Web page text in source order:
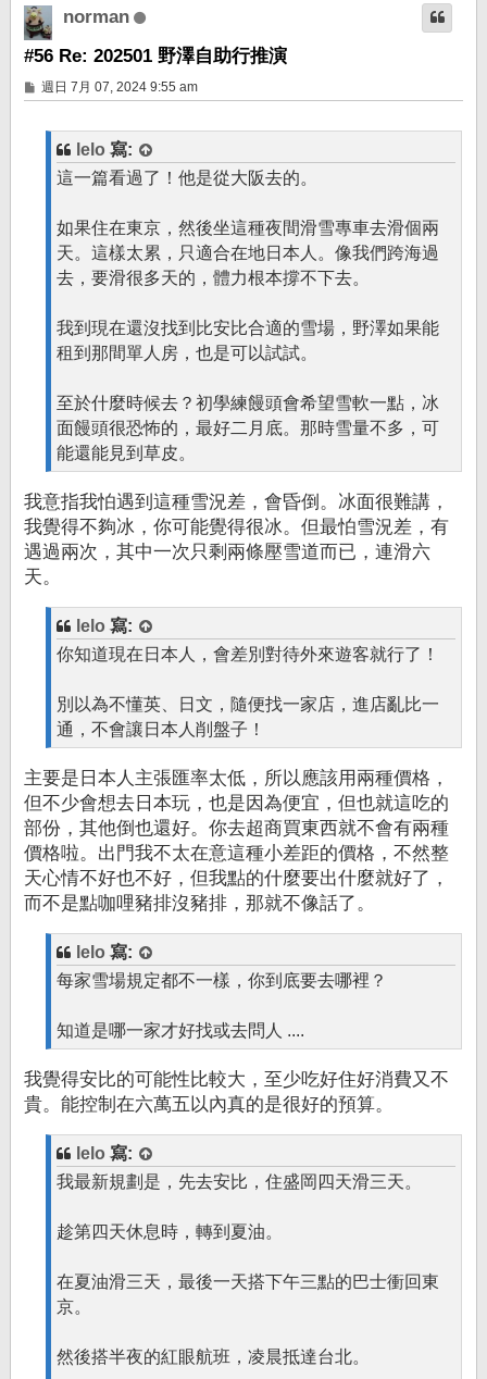
norman
#56 Re: 202501 野澤自助行推演
文
章
週日 7月 07, 2024 9:55 am
lelo 寫:
這一篇看過了！他是從大阪去的。
如果住在東京，然後坐這種夜間滑雪專車去滑個兩
天。這樣太累，只適合在地日本人。像我們跨海過
去，要滑很多天的，體力根本撐不下去。
我到現在還沒找到比安比合適的雪場，野澤如果能
租到那間單人房，也是可以試試。
至於什麼時候去？初學練饅頭會希望雪軟一點，冰
面饅頭很恐怖的，最好二月底。那時雪量不多，可
能還能見到草皮。
我意指我怕遇到這種雪況差，會昏倒。冰面很難講，
我覺得不夠冰，你可能覺得很冰。但最怕雪況差，有
遇過兩次，其中一次只剩兩條壓雪道而已，連滑六
天。
lelo 寫:
你知道現在日本人，會差別對待外來遊客就行了！
別以為不懂英、日文，隨便找一家店，進店亂比一
通，不會讓日本人削盤子！
主要是日本人主張匯率太低，所以應該用兩種價格，
但不少會想去日本玩，也是因為便宜，但也就這吃的
部份，其他倒也還好。你去超商買東西就不會有兩種
價格啦。出門我不太在意這種小差距的價格，不然整
天心情不好也不好，但我點的什麼要出什麼就好了，
而不是點咖哩豬排沒豬排，那就不像話了。
lelo 寫:
每家雪場規定都不一樣，你到底要去哪裡？
知道是哪一家才好找或去問人 ....
我覺得安比的可能性比較大，至少吃好住好消費又不
貴。能控制在六萬五以內真的是很好的預算。
lelo 寫:
我最新規劃是，先去安比，住盛岡四天滑三天。
趁第四天休息時，轉到夏油。
在夏油滑三天，最後一天搭下午三點的巴士衝回東
京。
然後搭半夜的紅眼航班，凌晨抵達台北。